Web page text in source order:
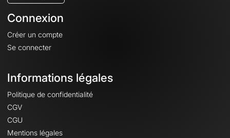
Connexion
Créer un compte
Se connecter
Informations légales
Politique de confidentialité
CGV
CGU
Mentions légales